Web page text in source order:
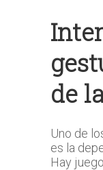
de
Uno de
es la
Hay